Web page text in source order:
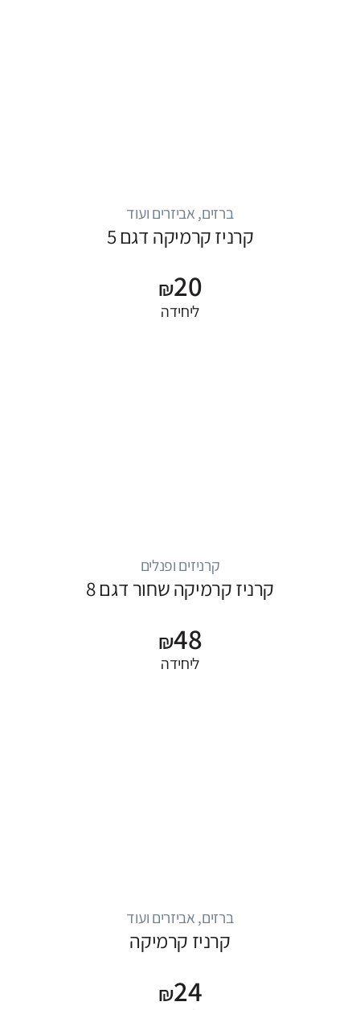
ברזים, אביזרים ועוד
קרניז קרמיקה דגם 5
₪20
ליחידה
קרניזים ופנלים
קרניז קרמיקה שחור דגם 8
₪48
ליחידה
ברזים, אביזרים ועוד
קרניז קרמיקה
₪24